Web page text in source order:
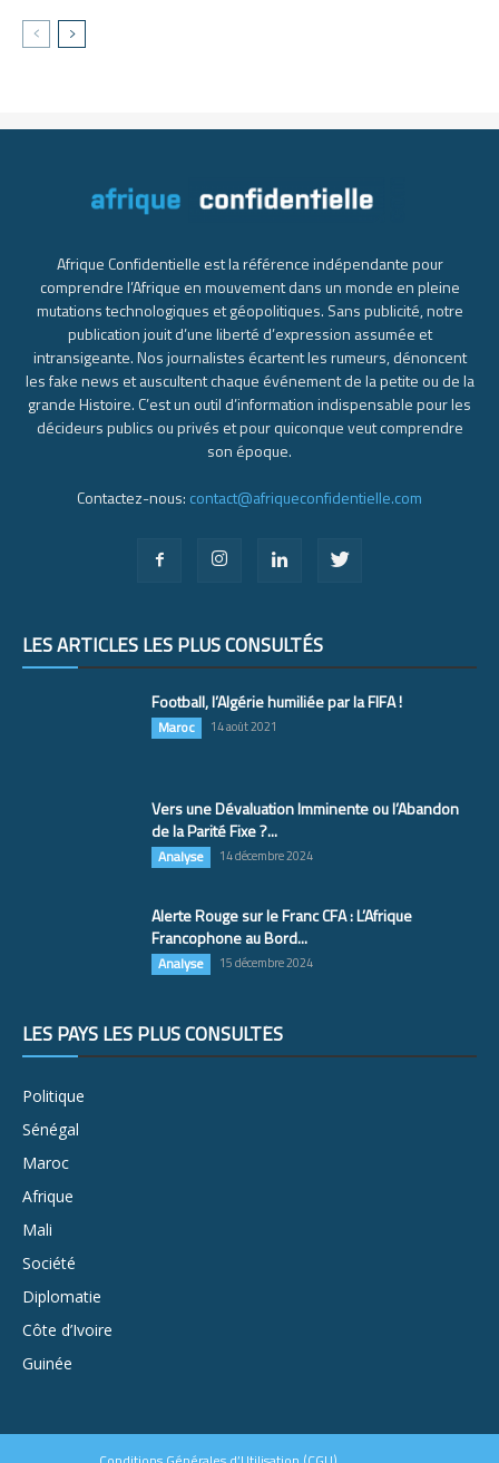
Afrique Confidentielle est la référence indépendante pour
comprendre l’Afrique en mouvement dans un monde en pleine
mutations technologiques et géopolitiques. Sans publicité, notre
publication jouit d’une liberté d’expression assumée et
intransigeante. Nos journalistes écartent les rumeurs, dénoncent
les fake news et auscultent chaque événement de la petite ou de la
grande Histoire. C’est un outil d’information indispensable pour les
décideurs publics ou privés et pour quiconque veut comprendre
son époque.
Contactez-nous: contact@afriqueconfidentielle.com
LES ARTICLES LES PLUS CONSULTÉS
Football, l’Algérie humiliée par la FIFA !
Maroc 14 août 2021
Vers une Dévaluation Imminente ou l’Abandon
de la Parité Fixe ?...
Analyse 14 décembre 2024
Alerte Rouge sur le Franc CFA : L’Afrique
Francophone au Bord...
Analyse 15 décembre 2024
LES PAYS LES PLUS CONSULTÉS
Politique
Sénégal
Maroc
Afrique
Mali
Société
Diplomatie
Côte d’Ivoire
Guinée